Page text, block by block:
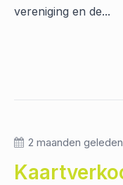
vereniging en de...
2 maanden geleden